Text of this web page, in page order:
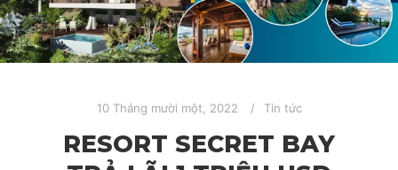
10 Tháng mười một, 2022 Tin tức
RESORT SECRET BAY